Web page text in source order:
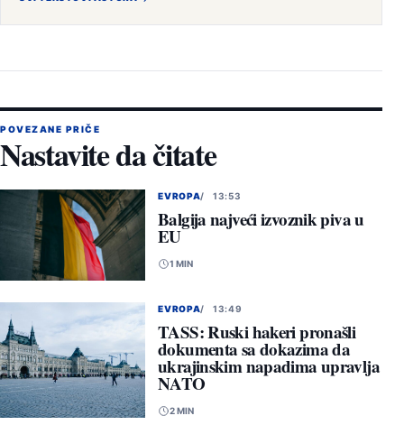
POVEZANE PRIČE
Nastavite da čitate
EVROPA 13:53
Balgija najveći izvoznik piva u
EU
1 MIN
EVROPA 13:49
TASS: Ruski hakeri pronašli
dokumenta sa dokazima da
ukrajinskim napadima upravlja
NATO
2 MIN